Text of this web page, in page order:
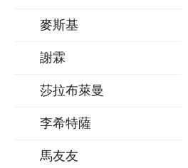
麥斯基
謝霖
莎拉布萊曼
李希特薩
馬友友